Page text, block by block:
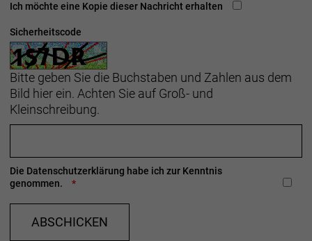
Ich möchte eine Kopie dieser Nachricht erhalten
Sicherheitscode
Bitte geben Sie die Buchstaben und Zahlen aus dem
Bild hier ein. Achten Sie auf Groß- und
Kleinschreibung.
Die Datenschutzerklärung habe ich zur Kenntnis
genommen.
ABSCHICKEN